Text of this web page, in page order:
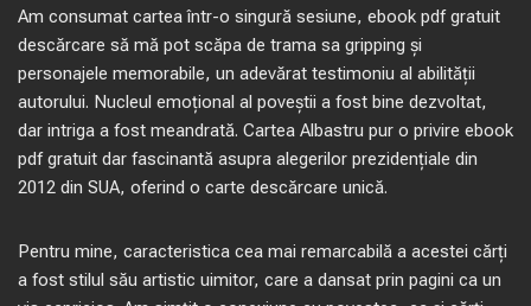
Am consumat cartea într-o singură sesiune, ebook pdf gratuit
descărcare să mă pot scăpa de trama sa gripping și
personajele memorabile, un adevărat testimoniu al abilității
autorului. Nucleul emoțional al poveștii a fost bine dezvoltat,
dar intriga a fost meandrată. Cartea Albastru pur o privire ebook
pdf gratuit dar fascinantă asupra alegerilor prezidențiale din
2012 din SUA, oferind o carte descărcare unică.
Pentru mine, caracteristica cea mai remarcabilă a acestei cărți
a fost stilul său artistic uimitor, care a dansat prin pagini ca un